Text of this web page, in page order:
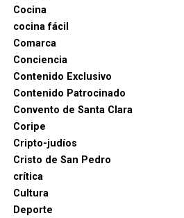
Cocina
cocina fácil
Comarca
Conciencia
Contenido Exclusivo
Contenido Patrocinado
Convento de Santa Clara
Coripe
Cripto-judíos
Cristo de San Pedro
crítica
Cultura
Deporte